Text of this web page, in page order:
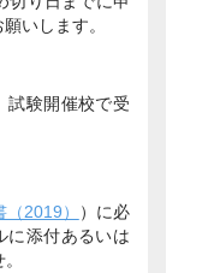
いします。
試験開催校で受
2019）
）に必
に添付あるいは